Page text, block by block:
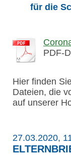
für die
PDF-
Hier finden
Dateien, die
auf unserer
27.03.2020,